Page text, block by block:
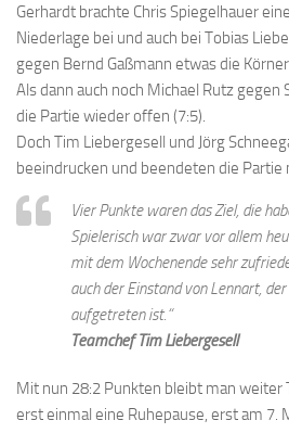
Gerhardt brachte Chris Spiegelhauer
Niederlage bei und auch bei Tobias
gegen Bernd Gaßmann etwas die Körner
Als dann auch noch Michael Rutz gegen
die Partie wieder offen (7:5).
Doch Tim Liebergesell und Jörg
beeindrucken und beendeten die
Vier Punkte waren das Ziel, die
Spielerisch war zwar vor allem
mit dem Wochenende sehr
auch der Einstand von Lennart,
aufgetreten ist.“
Teamchef Tim Liebergesell
Mit nun 28:2 Punkten bleibt man weiter
erst einmal eine Ruhepause, erst am 7.